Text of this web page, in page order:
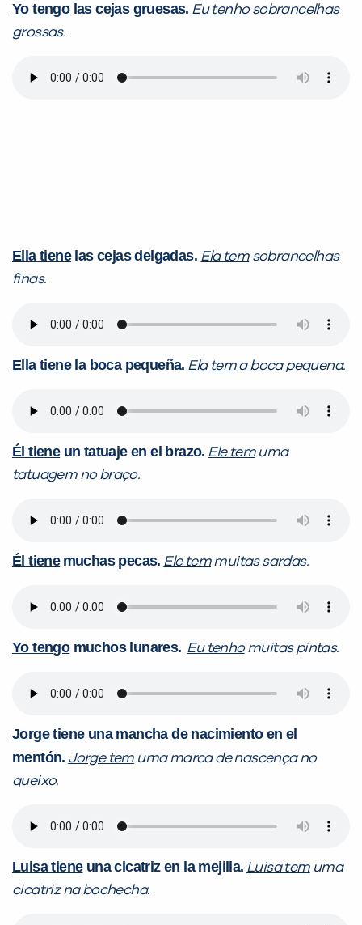
Yo tengolas cejas gruesas. Eu tenhosobrancelhas
grossas.
Ella tienelas cejas delgadas. Ela temsobrancelhas
finas.
Ella tienela boca pequeña. Ela tema boca pequena.
Él tieneun tatuaje en el brazo. Ele temuma
tatuagem no braço.
Él tiene muchas pecas. Ele temmuitas sardas.
Yo tengomuchos lunares. Eu tenhomuitas pintas.
Jorge tieneuna mancha de nacimiento en el
mentón. Jorge temuma marca de nascença no
queixo.
Luisa tieneuna cicatriz en la mejilla. Luisa temuma
cicatriz na bochecha.